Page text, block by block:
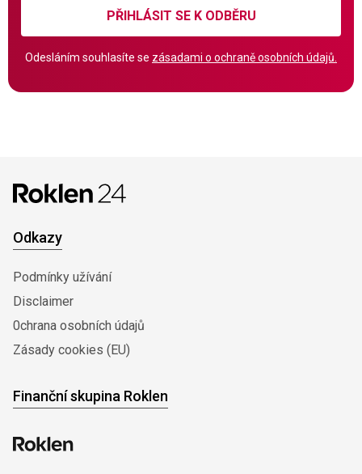
PŘIHLÁSIT SE K ODBĚRU
Odesláním souhlasíte se zásadami o ochraně osobních údajů.
Odkazy
Podmínky užívání
Disclaimer
0chrana osobních údajů
Zásady cookies (EU)
Finanční skupina Roklen